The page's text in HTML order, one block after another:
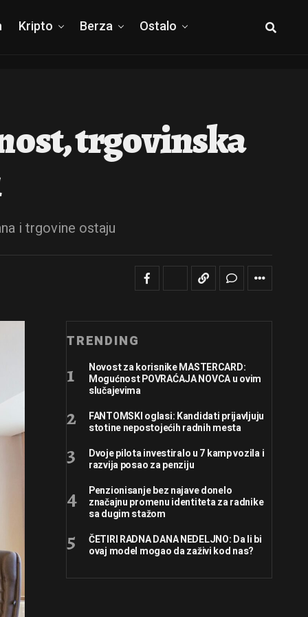
Kripto Berza Ostalo
trgovinska
i trgovine ostaju
TRENDING
Novost za korisnike MASTERCARD:
Mogućnost POVRAĆAJA NOVCA u ovim
slučajevima
FANTOMSKI oglasi: Kandidati prijavljuju
stotine nepostojećih radnih mesta
Dvoje pilota investiralo u 7 kamp vozila i
razvija posao za penziju
Penzionisanje bez najave donelo
značajnu promenu identiteta za radnike
sa dugim stažom
ČETIRI RADNA DANA NEDELJNO: Da li bi
ovaj model mogao da zaživi kod nas?